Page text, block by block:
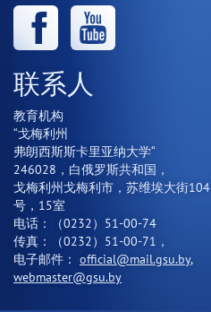
联系人
教育机构
“戈梅利州
弗朗西斯斯卡里亚纳大学“
246028，白俄罗斯共和国，
戈梅利州戈梅利市，苏维埃大街104
号，15室
电话：（0232）51-00-74
传真：（0232）51-00-71，
电子邮件： official@mail.gsu.by,
webmaster@gsu.by